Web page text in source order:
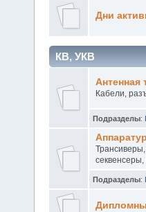
Дни
КВ, УКВ
Антенная
Кабели,
Подразделы:
Подразделы: